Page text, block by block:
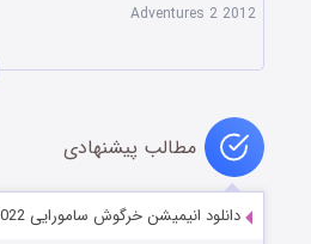
Adventures 2 2012
مطالب پیشنهادی
دانلود انیمیشن خرگوش سامورایی Samurai Rabbit 2022